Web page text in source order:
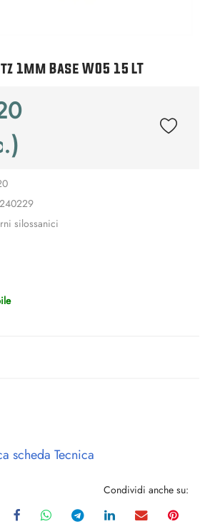
1mm Base W05 15 LT
silossanici
scheda Tecnica
Condividi anche su: